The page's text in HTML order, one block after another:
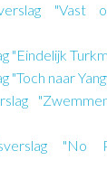
"Vast
"Eindelijk
"Toch naar
"No